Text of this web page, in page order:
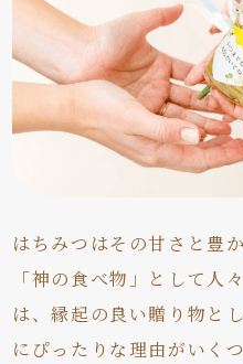
はちみつはその甘さと豊
「神の食べ物」として人
は、縁起の良い贈り物と
にぴったりな理由がいく